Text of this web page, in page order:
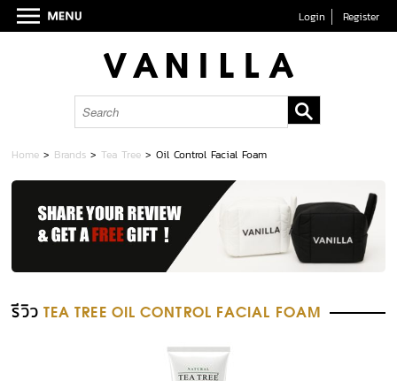
Login Register
Home > Brands >Tea Tree >Oil Control Facial Foam
รีวิว TEA TREE OIL CONTROL FACIAL FOAM